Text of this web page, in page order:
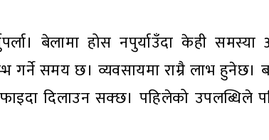
बेलामा होस नपुर्याउँदा केही
गर्ने समय छ। व्यवसायमा राम्रै लाभ
दिलाउन सक्छ। पहिलेको उपलब्धिले